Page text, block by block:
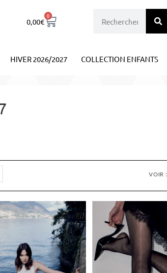
0,00€
0
HIVER 2026/2027 COLLECTION ENFANTS
VOIR :